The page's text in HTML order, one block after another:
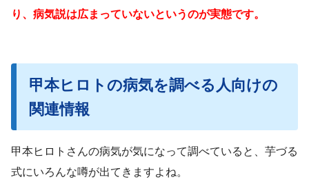
り、病気説は広まっていないというのが実態です。
甲本ヒロトの病気を調べる人向けの
関連情報
甲本ヒロトさんの病気が気になって調べていると、芋づる
式にいろんな噂が出てきますよね。